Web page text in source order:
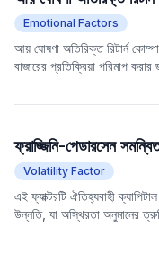
হয়। রিগ্রেশন থেকে প্রাপ্ত
প্রত্যাশার অতিরিক্ত বিশ্লেষক
পক্ষপাতিত্ব ের মতো আচরণগত তথ্য
সম্পর্কযুক্ত।
Emotional Factors
আয় ঘোষণা অতিরিক্ত রিটার্ন
বাজারের প্রতিক্রিয়া পরিমাপ
বৈষম্য বা বিনিয়োগকারীর আচরণগত
ফ্রাজ্জিনি-পেডারসেন
Volatility Factor
এই ফ্যাক্টরটি ঐতিহ্যবাহী
উন্নতি, যা অস্থিরতা অনুমানের